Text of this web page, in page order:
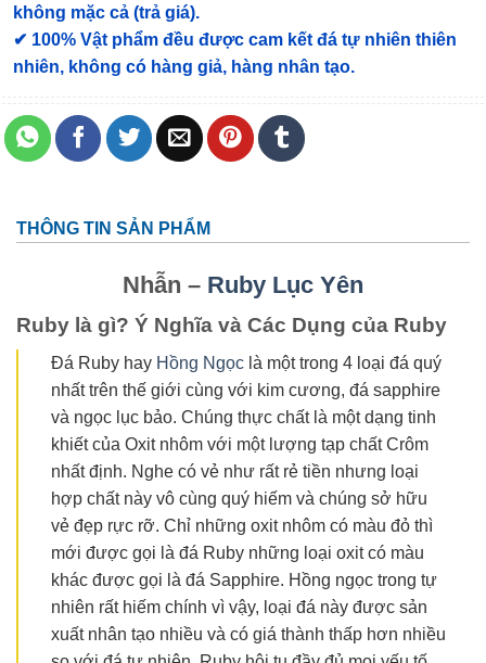
không mặc cả (trả giá).
✔ 100% Vật phẩm đều được cam kết đá tự nhiên thiên
nhiên, không có hàng giả, hàng nhân tạo.
THÔNG TIN SẢN PHẨM
Nhẫn – Ruby Lục Yên
Ruby là gì? Ý Nghĩa và Các Dụng của Ruby
Đá Ruby hay Hồng Ngọc là một trong 4 loại đá quý
nhất trên thế giới cùng với kim cương, đá sapphire
và ngọc lục bảo. Chúng thực chất là một dạng tinh
khiết của Oxit nhôm với một lượng tạp chất Crôm
nhất định. Nghe có vẻ như rất rẻ tiền nhưng loại
hợp chất này vô cùng quý hiếm và chúng sở hữu
vẻ đẹp rực rỡ. Chỉ những oxit nhôm có màu đỏ thì
mới được gọi là đá Ruby những loại oxit có màu
khác được gọi là đá Sapphire. Hồng ngọc trong tự
nhiên rất hiếm chính vì vậy, loại đá này được sản
xuất nhân tạo nhiều và có giá thành thấp hơn nhiều